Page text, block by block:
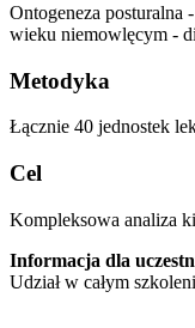
Ontogeneza
wieku niemowlęcym -
Metodyka
Łącznie 40 jednostek
Cel
Kompleksowa analiza
Informacja dla
Udział w całym